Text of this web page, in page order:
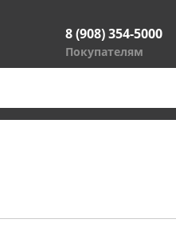
8 (908) 354-5000
Покупателям